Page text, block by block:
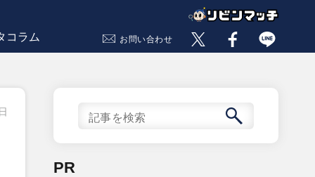
コラム お問い合わせ
PR